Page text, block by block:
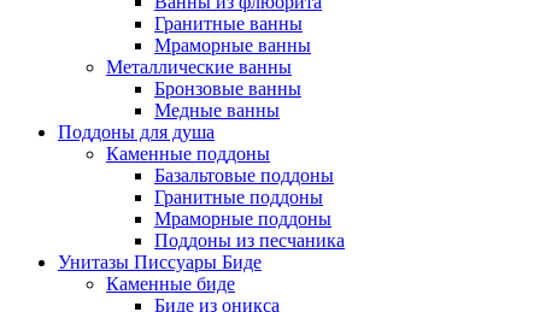
Гранитные ванны
Мраморные ванны
Металлические ванны
Бронзовые ванны
Медные ванны
Поддоны для душа
Каменные поддоны
Базальтовые поддоны
Гранитные поддоны
Мраморные поддоны
Поддоны из песчаника
Унитазы Писсуары Биде
Каменные биде
Биде из оникса